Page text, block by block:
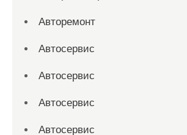
Авторемонт
Автосервис
Автосервис
Автосервис
Автосервис